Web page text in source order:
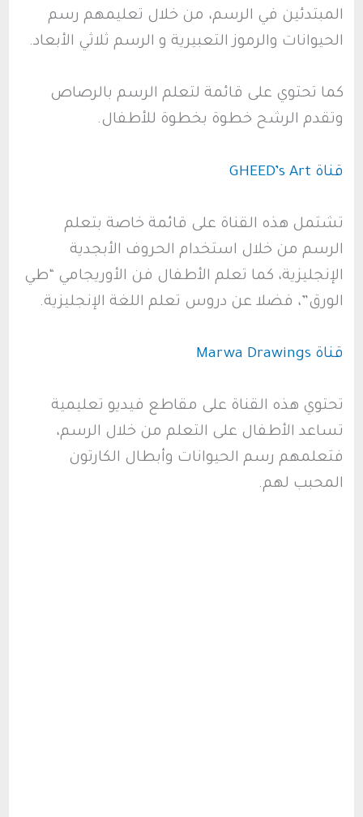
المبتدئين في الرسم، من خلال تعليمهم رسم
الحيوانات والرموز التعبيرية و الرسم ثلاثي الأبعاد.
كما تحتوي على قائمة لتعلم الرسم بالرصاص
وتقدم الرشح خطوة بخطوة للأطفال.
قناة GHEED’s Art
تشتمل هذه القناة على قائمة خاصة بتعلم
الرسم من خلال استخدام الحروف الأبجدية
الإنجليزية، كما تعلم الأطفال فن الأوريجامي “طي
الورق”، فضلا عن دروس تعلم اللغة الإنجليزية.
قناة Marwa Drawings
تحتوي هذه القناة على مقاطع فيديو تعليمية
تساعد الأطفال على التعلم من خلال الرسم،
فتعلمهم رسم الحيوانات وأبطال الكارتون
المحبب لهم.